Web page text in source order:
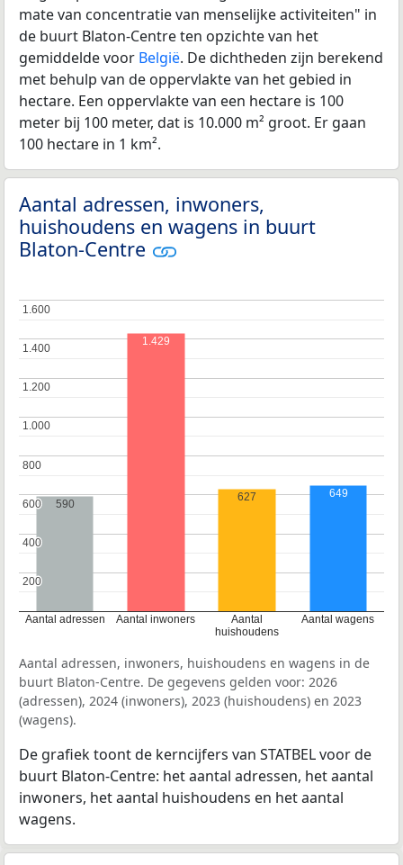
mate van concentratie van menselijke activiteiten" in
de buurt Blaton-Centre ten opzichte van het
gemiddelde voor België. De dichtheden zijn berekend
met behulp van de oppervlakte van het gebied in
hectare. Een oppervlakte van een hectare is 100
meter bij 100 meter, dat is 10.000 m² groot. Er gaan
100 hectare in 1 km².
Aantal adressen, inwoners,
huishoudens en wagens in buurt
Blaton-Centre
Aantal adressen Aantal inwoners
Aantal
huishoudens
Aantal wagens
200
200
400
400
600
600
800
800
1.000
1.000
1.200
1.200
1.400
1.400
1.600
1.600
590
1.429
627 649
Aantal adressen, inwoners, huishoudens en wagens in de
buurt Blaton-Centre. De gegevens gelden voor: 2026
(adressen), 2024 (inwoners), 2023 (huishoudens) en 2023
(wagens).
De grafiek toont de kerncijfers van STATBEL voor de
buurt Blaton-Centre: het aantal adressen, het aantal
inwoners, het aantal huishoudens en het aantal
wagens.